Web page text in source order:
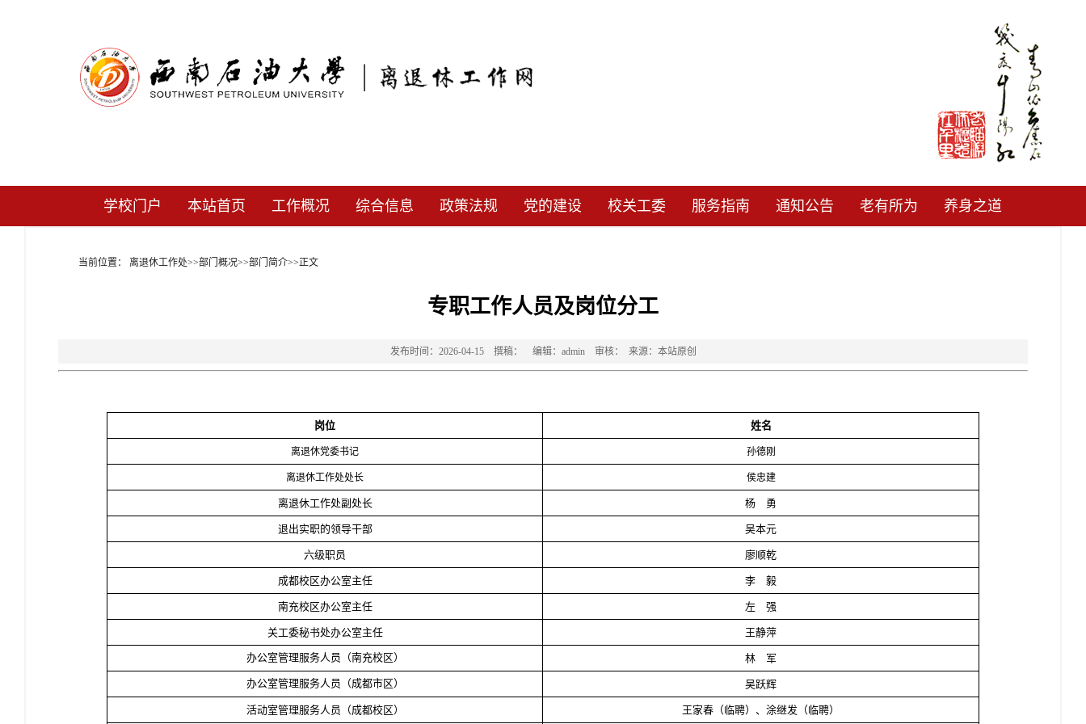
学校门户 本站首页 工作概况 综合信息 政策法规 党的建设 校关工委 服务指南 通知公告 老有所为 养身之道
当前位置： 离退休工作处>>部门概况>>部门简介>>正文
专职工作人员及岗位分工
发布时间：2026-04-15 撰稿： 编辑：admin 审核： 来源：本站原创
岗位 姓名
离退休党委书记 孙德刚
离退休工作处处长 侯忠建
离退休工作处副处长 杨 勇
退出实职的领导干部 吴本元
六级职员 廖顺乾
成都校区办公室主任 李 毅
南充校区办公室主任 左 强
关工委秘书处办公室主任 王静萍
办公室管理服务人员（南充校区） 林 军
办公室管理服务人员（成都市区） 吴跃辉
活动室管理服务人员（成都校区） 王家春（临聘）、 涂继发（临聘）